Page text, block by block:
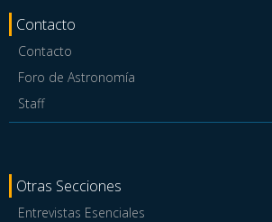
Contacto
Contacto
Foro de Astronomía
Staff
Otras Secciones
Entrevistas Esenciales